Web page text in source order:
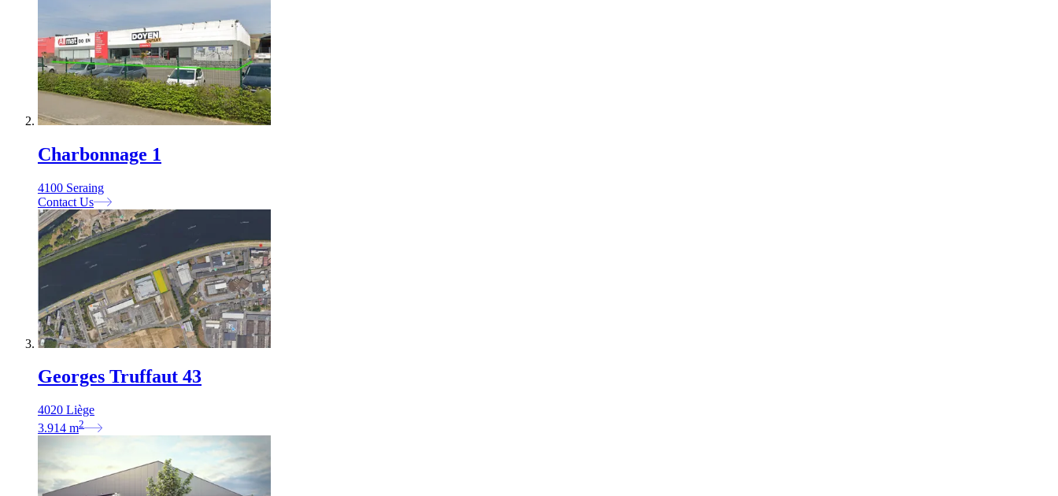
Charbonnage 1
4100 Seraing
Contact Us
Georges Truffaut 43
4020 Liège
3.914 m2